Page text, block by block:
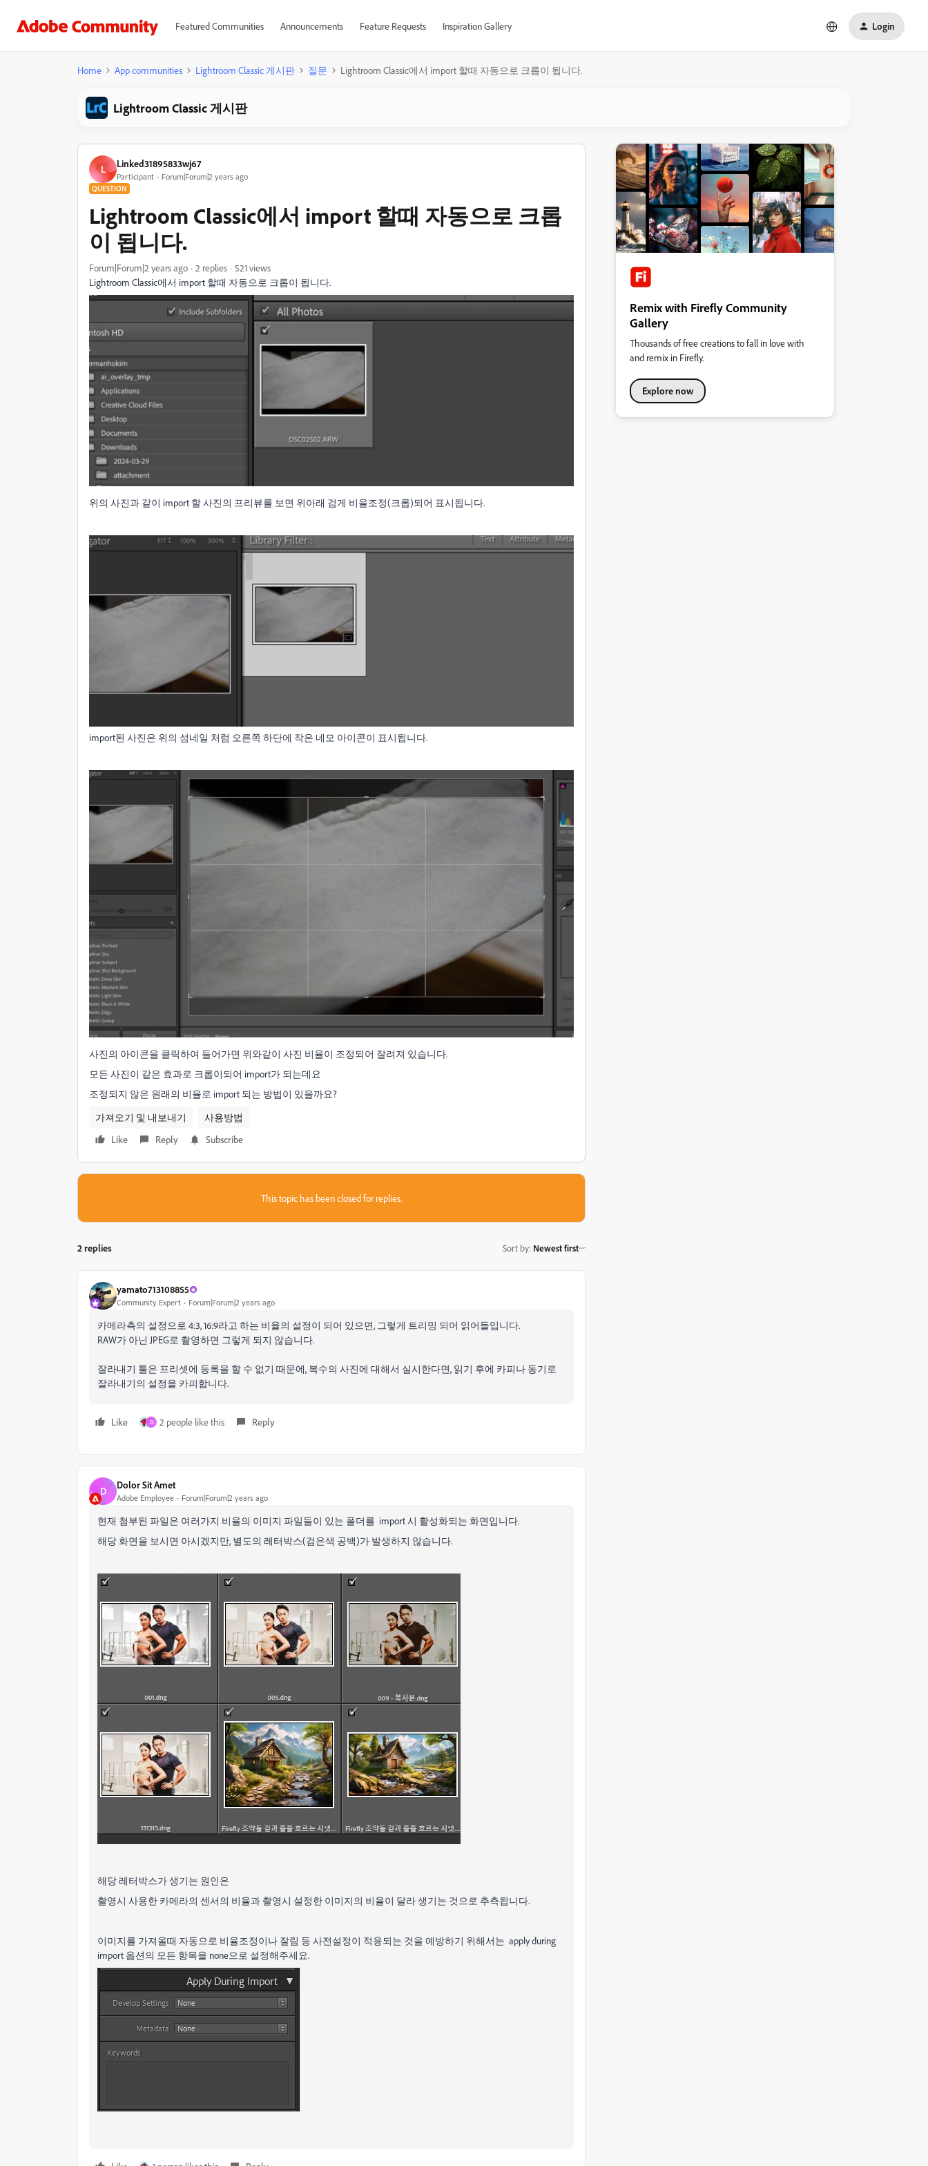
Featured Communities Announcements Feature Requests Inspiration Gallery Login
Home App communities Lightroom Classic 게시판 질문 Lightroom Classic에서 import 할때 자동으로 크롭이 됩니다.
Lightroom Classic 게시판
L Linked31895833wj67
Participant Forum|Forum|2 years ago
QUESTION
Lightroom Classic에서 import 할때 자동으로 크롭
이 됩니다.
Forum|Forum|2 years ago 2 replies
521 views
Lightroom Classic에서 import 할때 자동으로 크롭이 됩니다.
위의 사진과 같이 import 할 사진의 프리뷰를 보면 위아래 검게 비율조정(크롭)되어 표시됩니다.
import된 사진은 위의 섬네일 처럼 오른쪽 하단에 작은 네모 아이콘이 표시됩니다.
사진의 아이콘을 클릭하여 들어가면 위와같이 사진 비율이 조정되어 잘려져 있습니다.
모든 사진이 같은 효과로 크롭이되어 import가 되는데요
조정되지 않은 원래의 비율로 import 되는 방법이 있을까요?
가져오기 및 내보내기
사용방법
Like
Reply Subscribe
This topic has been closed for replies.
2 replies Sort by: Newest first
yamato713108855
Community Expert Forum|Forum|2 years ago
카메라측의 설정으로 4:3, 16:9라고 하는 비율의 설정이 되어 있으면, 그렇게 트리밍 되어 읽어들입니다.
RAW가 아닌 JPEG로 촬영하면 그렇게 되지 않습니다.
잘라내기 툴은 프리셋에 등록을 할 수 없기 때문에, 복수의 사진에 대해서 실시한다면, 읽기 후에 카피나 동기로
잘라내기의 설정을 카피합니다.
Like D 2 people like this Reply
D Dolor Sit Amet
Adobe Employee Forum|Forum|2 years ago
현재 첨부된 파일은 여러가지 비율의 이미지 파일들이 있는 폴더를 import 시 활성화되는 화면입니다.
해당 화면을 보시면 아시겠지만, 별도의 레터박스(검은색 공백)가 발생하지 않습니다.
해당 레터박스가 생기는 원인은
촬영시 사용한 카메라의 센서의 비율과 촬영시 설정한 이미지의 비율이 달라 생기는 것으로 추측됩니다.
이미지를 가져올때 자동으로 비율조정이나 잘림 등 사전설정이 적용되는 것을 예방하기 위해서는 apply during
import 옵션의 모든 항목을 none으로 설정해주세요.
Remix with Firefly Community
Gallery
Thousands of free creations to fall in love with
and remix in Firefly.
Explore now